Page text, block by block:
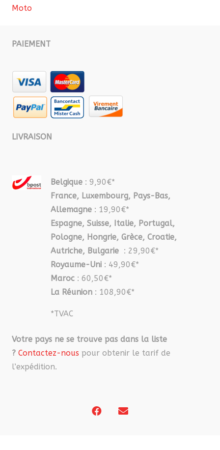
Moto
PAIEMENT
LIVRAISON
Belgique : 9,90€*
France, Luxembourg, Pays-Bas,
Allemagne : 19,90€*
Espagne, Suisse, Italie, Portugal,
Pologne, Hongrie, Grèce, Croatie,
Autriche, Bulgarie : 29,90€*
Royaume-Uni : 49,90€*
Maroc : 60,50€*
La Réunion : 108,90€*
*TVAC
Votre pays ne se trouve pas dans la liste
? Contactez-nous pour obtenir le tarif de
l’expédition.